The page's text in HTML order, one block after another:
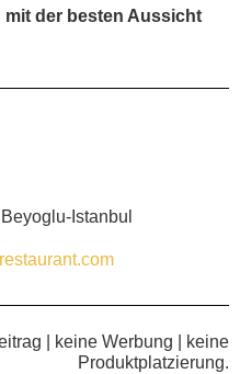
der besten Aussicht
Istanbul
| keine Werbung | keine
Produktplatzierung.